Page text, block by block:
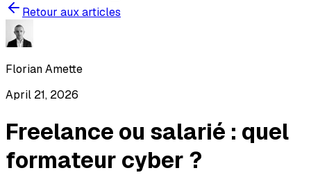
Retour aux articles
Florian Amette
April 21, 2026
Freelance ou salarié : quel
formateur cyber ?